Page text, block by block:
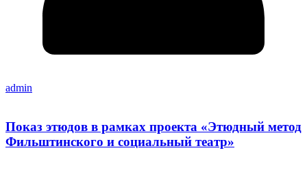
admin
Показ этюдов в рамках проекта «Этюдный метод
Фильштинского и социальный театр»